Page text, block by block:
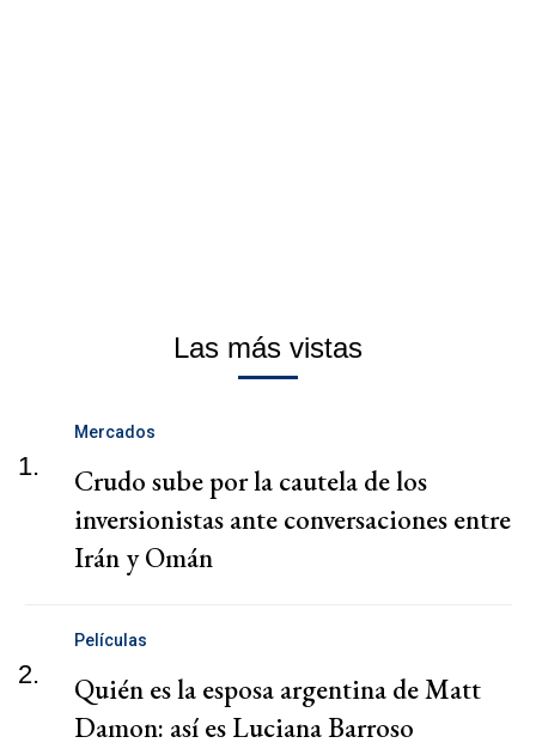
Las más vistas
1.
Mercados
Crudo sube por la cautela de los
inversionistas ante conversaciones entre
Irán y Omán
2.
Películas
Quién es la esposa argentina de Matt
Damon: así es Luciana Barroso